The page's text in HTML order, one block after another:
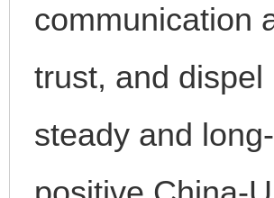
communication
trust, and
steady and